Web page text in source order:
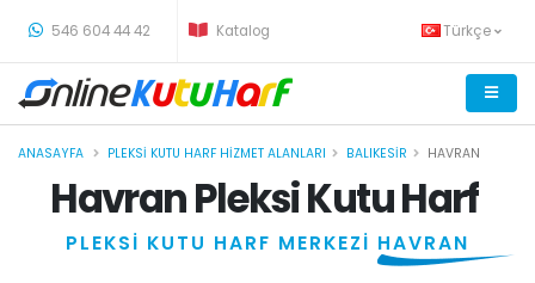
546 604 44 42 Katalog Türkçe
ANASAYFA PLEKSI KUTU HARF HIZMET ALANLARI BALIKESIR HAVRAN
Havran Pleksi Kutu Harf
PLEKSİ KUTU HARF MERKEZİ HAVRAN